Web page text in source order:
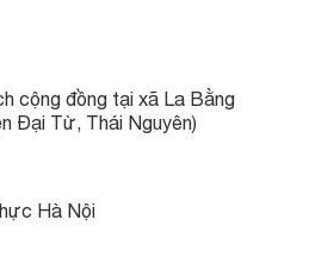
cộng đồng tại xã La Bằng
Đại Từ, Thái Nguyên)
Hà Nội